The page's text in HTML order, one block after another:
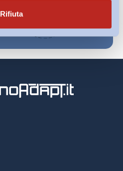
Rifiuta